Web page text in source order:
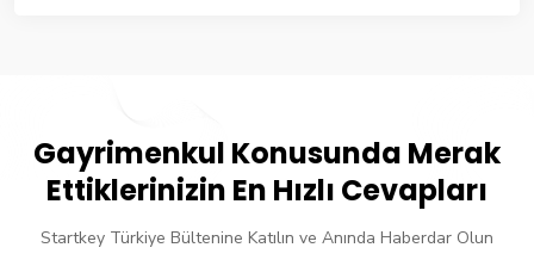
Gayrimenkul Konusunda Merak
Ettiklerinizin En Hızlı Cevapları
Startkey Türkiye Bültenine Katılın ve Anında Haberdar Olun